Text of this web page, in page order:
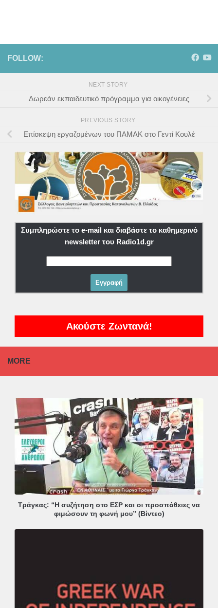
FOLLOW:
NEXT STORY
Δωρεάν εκπαιδευτικό πρόγραμμα για οικογένειες
PREVIOUS STORY
Επίσκεψη εργαζομένων του ΠΑΜΑΚ στο Γεντί Κουλέ
Συμπληρώστε το e-mail και διαβάστε το καθημερινό
newsletter του Radio1d.gr
Ακούστε Ζωντανά!
MORE
Τράγκας: “Η συζήτηση στο ΕΣΡ και οι προσπάθειες να
φιμώσουν τη φωνή μου” (Βίντεο)